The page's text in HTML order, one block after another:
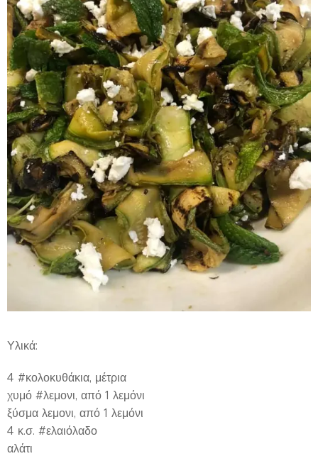
Υλικά:
4 #κολοκυθάκια, μέτρια
χυμό #λεμονι, από 1 λεμόνι
ξύσμα λεμονι, από 1 λεμόνι
4 κ.σ. #ελαιόλαδο
αλάτι